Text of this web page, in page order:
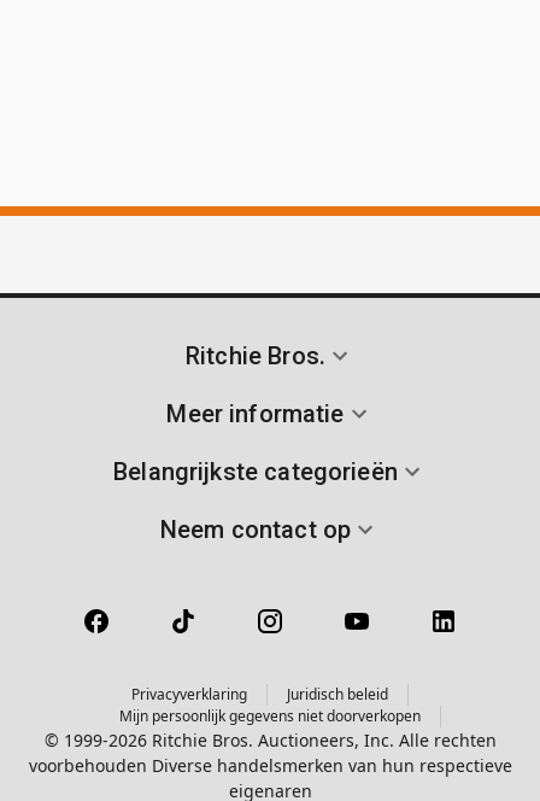
Ritchie Bros.
Meer informatie
Belangrijkste categorieën
Neem contact op
Privacyverklaring
Juridisch beleid
Mijn persoonlijk gegevens niet doorverkopen
© 1999-2026 Ritchie Bros. Auctioneers, Inc. Alle rechten
voorbehouden Diverse handelsmerken van hun respectieve
eigenaren